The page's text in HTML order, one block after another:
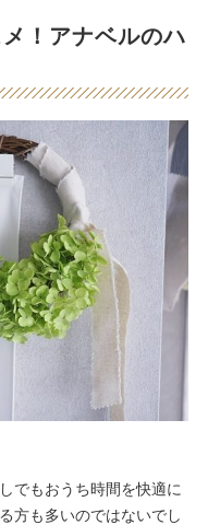
！アナベルのハ
でもおうち時間を快適に
方も多いのではないでし